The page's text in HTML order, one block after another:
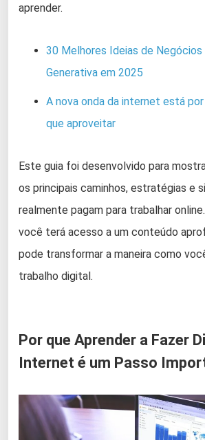
aprender.
30 Melhores Ideias de
Generativa em 2025
A nova onda da internet está
que aproveitar
Este guia foi desenvolvido para
os principais caminhos, estratégias e
realmente pagam para trabalhar
você terá acesso a um conteúdo
pode transformar a maneira como
trabalho digital.
Por que Aprender a Fazer
Internet é um Passo